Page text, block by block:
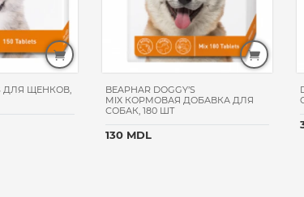
ДЛЯ ЩЕНКОВ,
BEAPHAR DOGGY’S
MIX КОРМОВАЯ ДОБАВКА ДЛЯ
СОБАК, 180 ШТ
130 MDL